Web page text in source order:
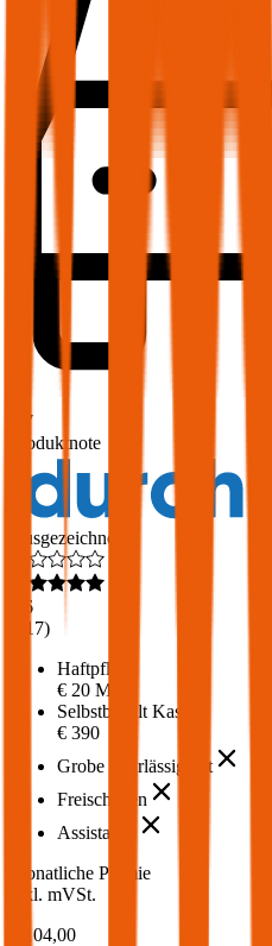
1,7
Produktnote
Ausgezeichnet
4,6
217)
Haftpflicht
€ 20 Mio.
Selbstbehalt Kasko
€ 390
Grobe Fahrlässigkeit
Freischaden
Assistance
Monatliche Prämie
inkl. mVSt.
€ 104,00